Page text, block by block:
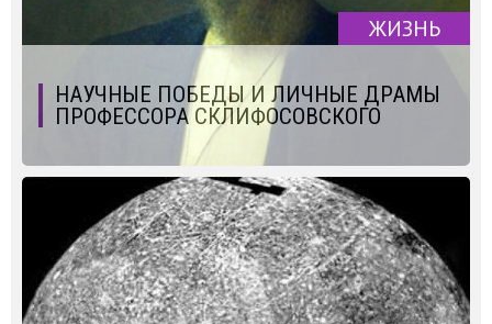
ЖИЗНЬ
НАУЧНЫЕ ПОБЕДЫ И ЛИЧНЫЕ ДРАМЫ
ПРОФЕССОРА СКЛИФОСОВСКОГО